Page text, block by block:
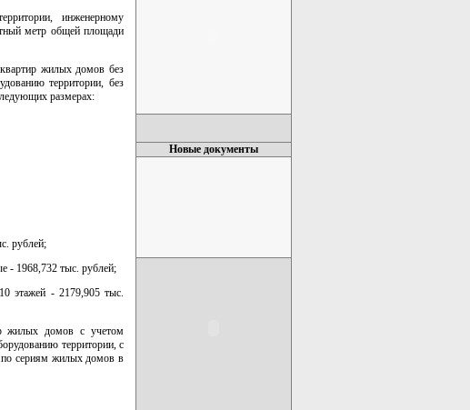
инженерному
метр общей площади
жилых домов без
территории, без
размерах:
рублей;
- 1968,732 тыс. рублей;
этажей - 2179,905 тыс.
жилых домов с учетом
территории, с
по сериям жилых домов в
Новые документы